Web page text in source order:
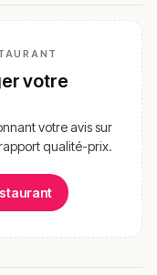
votre
votre avis sur
qualité-prix.